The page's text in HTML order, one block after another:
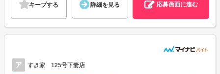
キープする 詳細を見る 応募画面に進む
ア すき家 125号下妻店